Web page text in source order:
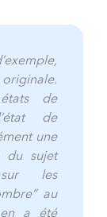
de
de
une
du sujet
les
au
a été